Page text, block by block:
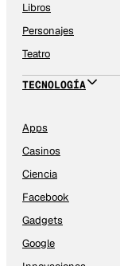
Libros
Personajes
Teatro
TECNOLOGÍA
Apps
Casinos
Ciencia
Facebook
Gadgets
Google